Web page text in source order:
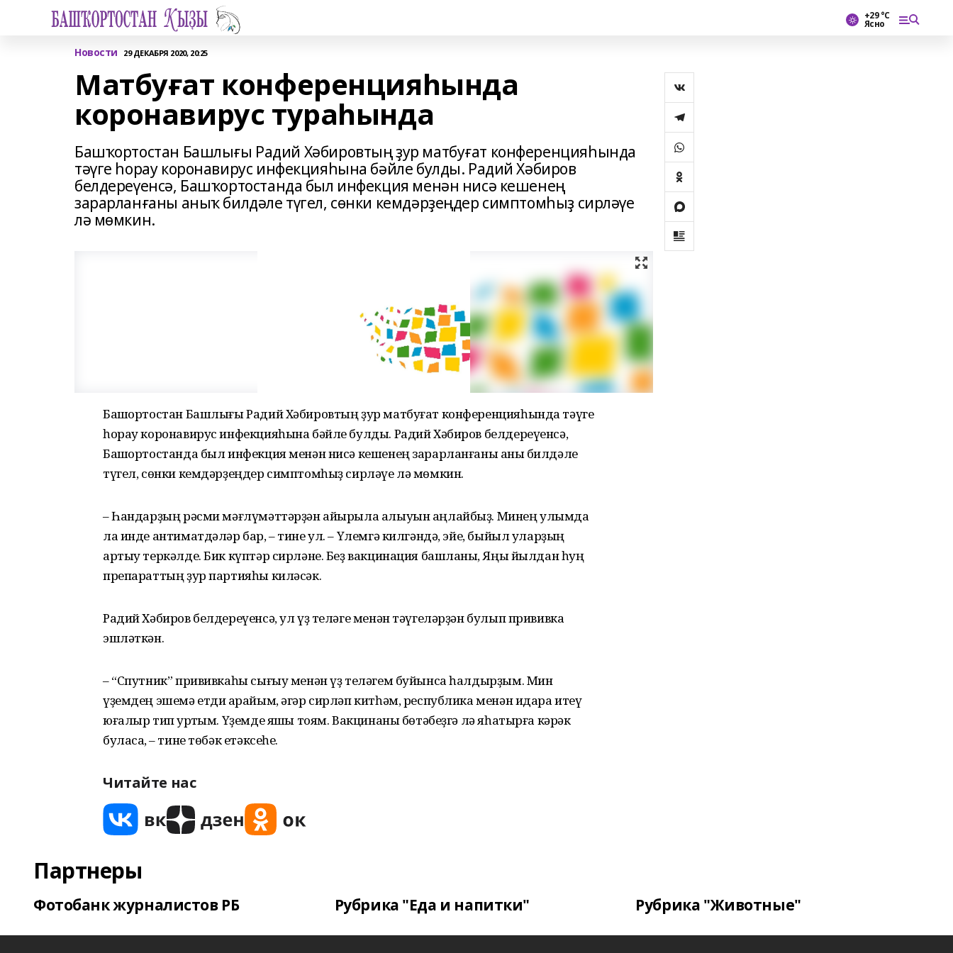
+29 °С
Ясно
Новости 29 ДЕКАБРЯ 2020, 20:25
Матбуғат конференцияһында
коронавирус тураһында
Башҡортостан Башлығы Радий Хәбировтың ҙур матбуғат конференцияһында
тәүге һорау коронавирус инфекцияһына бәйле булды. Радий Хәбиров
белдереүенсә, Башҡортостанда был инфекция менән нисә кешенең
зарарланғаны аныҡ билдәле түгел, сөнки кемдәрҙеңдер симптомһыҙ сирләүе
лә мөмкин.
Башҡортостан Башлығы Радий Хәбировтың ҙур матбуғат конференцияһында тәүге
һорау коронавирус инфекцияһына бәйле булды. Радий Хәбиров белдереүенсә,
Башҡортостанда был инфекция менән нисә кешенең зарарланғаны аныҡ билдәле
түгел, сөнки кемдәрҙеңдер симптомһыҙ сирләүе лә мөмкин.
– Һандарҙың рәсми мәғлүмәттәрҙән айырыла алыуын аңлайбыҙ. Минең улымда
ла инде антиматдәләр бар, – тине ул. – Үлемгә килгәндә, эйе, быйыл уларҙың
артыу теркәлде. Бик күптәр сирләне. Беҙ вакцинация башланыҡ, Яңы йылдан һуң
препараттың ҙур партияһы киләсәк.
Радий Хәбиров белдереүенсә, ул үҙ теләге менән тәүгеләрҙән булып прививка
эшләткән.
– “Спутник” прививкаһы сығыу менән үҙ теләгем буйынса һалдырҙым. Мин
үҙемдең эшемә етди ҡарайым, әгәр сирләп китһәм, республика менән идара итеү
юғалыр тип ҡурҡтым. Үҙемде яҡшы тоям. Вакцинаны бөтәбеҙгә лә яһатырға кәрәк
буласаҡ, – тине төбәк етәксеһе.
Читайте нас
Партнеры
Фотобанк журналистов РБ Рубрика "Еда и напитки" Рубрика "Животные"